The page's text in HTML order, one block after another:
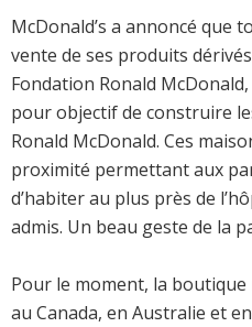
McDonald’s a annoncé que
vente de ses produits
Fondation Ronald
pour objectif de construire
Ronald McDonald. Ces
proximité permettant aux
d’habiter au plus près de
admis. Un beau geste de la
Pour le moment, la boutique
au Canada, en Australie et